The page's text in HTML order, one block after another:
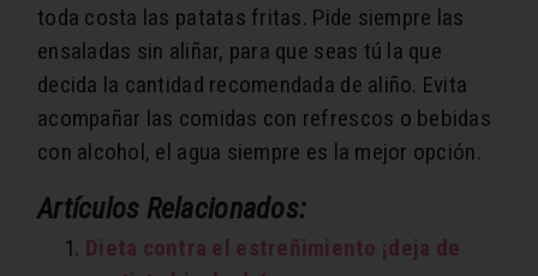
toda costa las patatas fritas. Pide siempre las
ensaladas sin aliñar, para que seas tú la que
decida la cantidad recomendada de aliño. Evita
acompañar las comidas con refrescos o bebidas
con alcohol, el agua siempre es la mejor opción.
Artículos Relacionados:
Dieta contra el estreñimiento ¡deja de